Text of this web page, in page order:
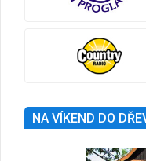
NA VÍKEND DO